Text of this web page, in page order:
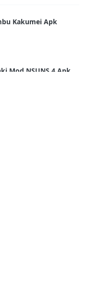
Kakumei Apk
Mod NSUNS 4 Apk